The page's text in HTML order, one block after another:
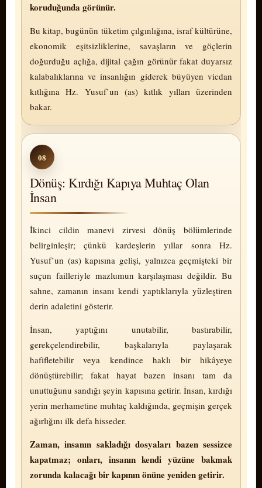
koruduğunda gö­rü­nür.
Bu kitap, bugünün tü­ke­tim çılgınlığına, israf kültürüne,
ekonomik eşitsizliklerine, savaşların ve göçlerin
doğurduğu açlığa, dijital çağın gö­rü­nür fakat duyarsız
kalabalıklarına ve insanlığın giderek büyüyen vicdan
kıtlığına Hz. Yusuf’un (as) kıtlık yılları üzerinden
bakar.
08
Dönüş: Kırdığı Kapıya Muhtaç Olan
İnsan
İkinci cildin manevi zirvesi dönüş bölümlerinde
belirginleşir; çünkü kardeşlerin yıllar sonra Hz.
Yusuf’un (as) kapısına gelişi, yalnızca geçmişteki bir
suçun failleriyle mazlumun karşılaşması değildir. Bu
sahne, zamanın insanı kendi yaptıklarıyla yüzleştiren
derin adaletini gösterir.
İnsan, yaptığını unutabilir, bastırabilir,
gerekçelendirebilir, başkalarıyla paylaşarak
hafifletebilir veya kendince haklı bir hikâyeye
dönüştürebilir; fakat hayat bazen insanı tam da
unuttuğunu sandığı şeyin kapısına getirir. İnsan, kırdığı
yerin merhametine muhtaç kaldığında, geçmişin gerçek
ağırlığını ilk defa hisseder.
Zaman, insanın sakladığı dosyaları bazen sessizce
kapatmaz; onları, insanın kendi yüzüne bakmak
zorunda kalacağı bir kapının önüne yeniden getirir.